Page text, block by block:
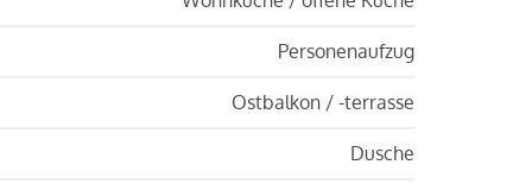
Personenaufzug
Ostbalkon / -terrasse
Dusche